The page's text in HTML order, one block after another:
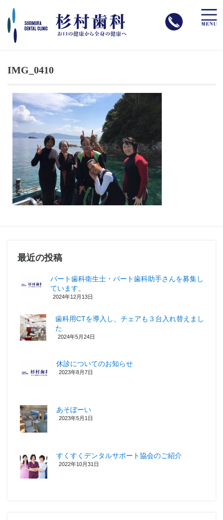
toggle
IMG_0410
最近の投稿
パート歯科衛生士・パート歯科助手さんを募集し
ています。
2024年12月13日
歯科用CTを導入し、チェアも３台入れ替えまし
た
2024年5月24日
休診についてのお知らせ
2023年8月7日
あそぼーい
2023年5月1日
すくすくデンタルサポート協会のご紹介
2022年10月31日